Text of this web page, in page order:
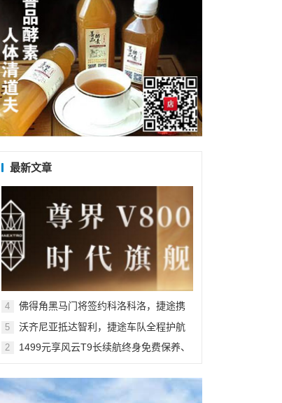
最新文章
4
佛得角黑马门将签约科洛科洛，捷途携
5 沃齐尼亚抵达智利，捷途车队全程护航
2
1499元享风云T9长续航终身免费保养、